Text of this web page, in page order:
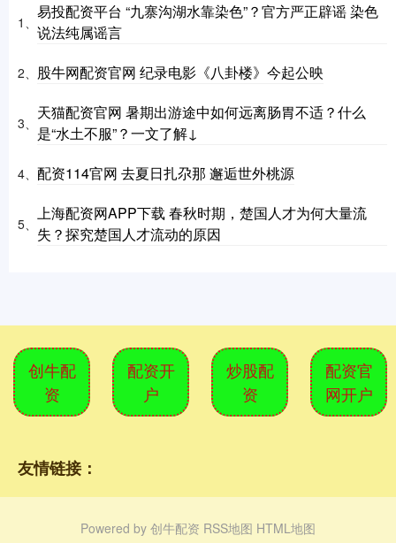
1、
易投配资平台 “九寨沟湖水靠染色”？官方严正辟谣 染色
说法纯属谣言
2、 股牛网配资官网 纪录电影《八卦楼》今起公映
3、
天猫配资官网 暑期出游途中如何远离肠胃不适？什么
是“水土不服”？一文了解↓
4、 配资114官网 去夏日扎尕那 邂逅世外桃源
5、
上海配资网APP下载 春秋时期，楚国人才为何大量流
失？探究楚国人才流动的原因
创牛配
资
配资开
户
炒股配
资
配资官
网开户
友情链接：
Powered by 创牛配资 RSS地图 HTML地图